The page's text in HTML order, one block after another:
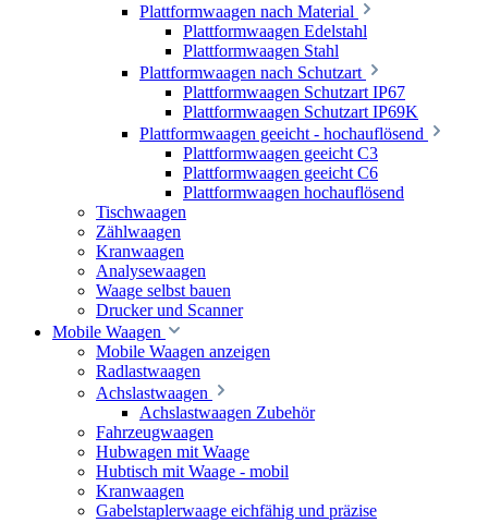
Plattformwaagen nach Material
Plattformwaagen Edelstahl
Plattformwaagen Stahl
Plattformwaagen nach Schutzart
Plattformwaagen Schutzart IP67
Plattformwaagen Schutzart IP69K
Plattformwaagen geeicht - hochauflösend
Plattformwaagen geeicht C3
Plattformwaagen geeicht C6
Plattformwaagen hochauflösend
Tischwaagen
Zählwaagen
Kranwaagen
Analysewaagen
Waage selbst bauen
Drucker und Scanner
Mobile Waagen
Mobile Waagen anzeigen
Radlastwaagen
Achslastwaagen
Achslastwaagen Zubehör
Fahrzeugwaagen
Hubwagen mit Waage
Hubtisch mit Waage - mobil
Kranwaagen
Gabelstaplerwaage eichfähig und präzise